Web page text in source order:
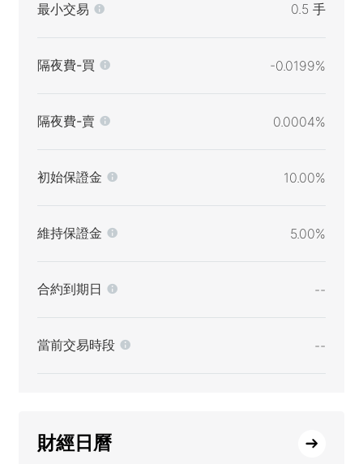
最小交易 0.5 手
隔夜費-買 -0.0199%
隔夜費-賣 0.0004%
初始保證金 10.00%
維持保證金 5.00%
合約到期日 --
當前交易時段 --
財經日曆